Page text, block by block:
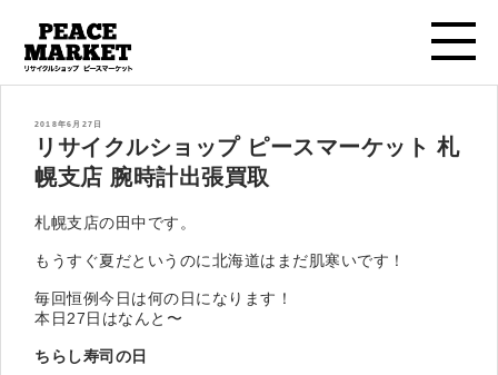
投
2018年6月27日
リサイクルショップ ピースマーケット 札
幌支店 腕時計出張買取
札幌支店の田中です。
もうすぐ夏だというのに北海道はまだ肌寒いです！
毎回恒例今日は何の日になります！
本日27日はなんと〜
ちらし寿司の日